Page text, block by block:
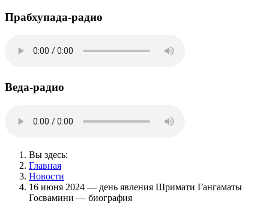
Прабхупада-радио
Веда-радио
Вы здесь:
Главная
Новости
16 июня 2024 — день явления Шримати Гангаматы
Госвамини — биография